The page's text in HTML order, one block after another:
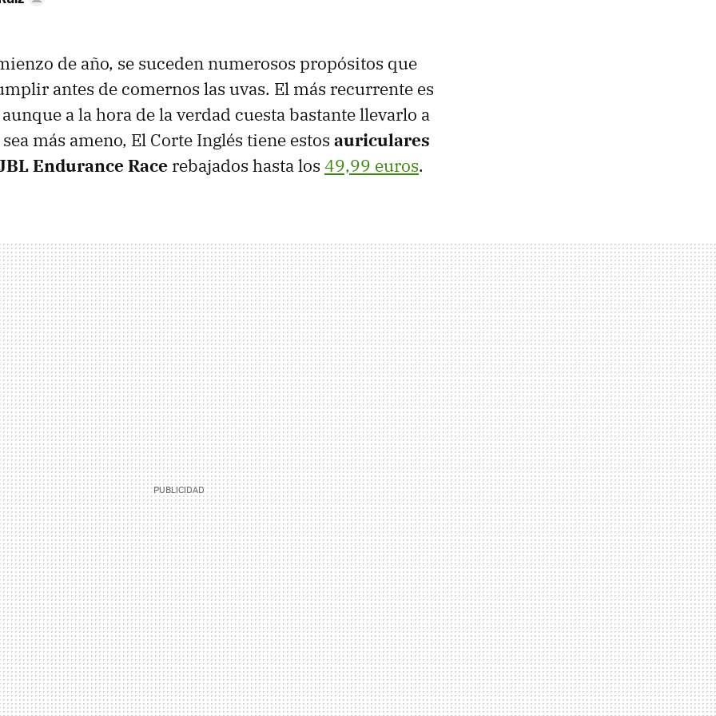
de año, se suceden numerosos propósitos que
antes de comernos las uvas. El más recurrente es
a la hora de la verdad cuesta bastante llevarlo a
más ameno, El Corte Inglés tiene estos auriculares
Endurance Race rebajados hasta los 49,99 euros.